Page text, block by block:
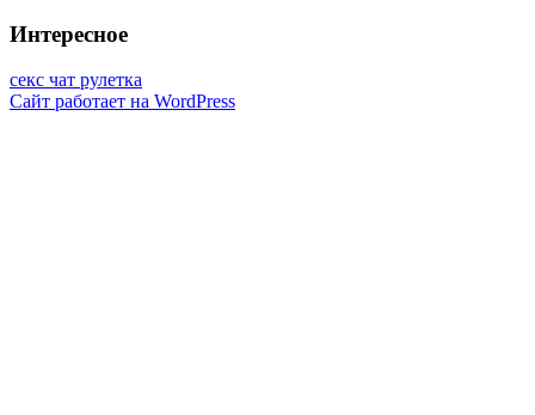
Интересное
секс чат рулетка
Сайт работает на WordPress